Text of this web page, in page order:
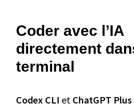
Coder avec l’IA
directement
terminal
Codex CLI et ChatGPT Plus